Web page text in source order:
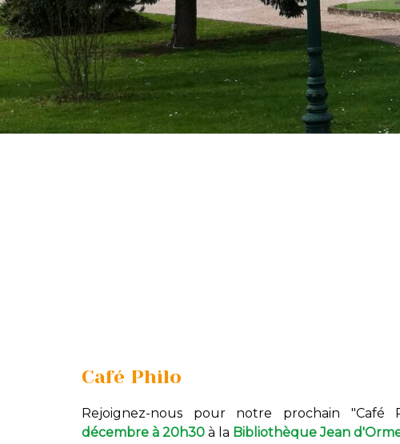
Café Philo
Rejoignez-nous pour notre prochain "Café
décembre à 20h30 à la Bibliothèque Jean